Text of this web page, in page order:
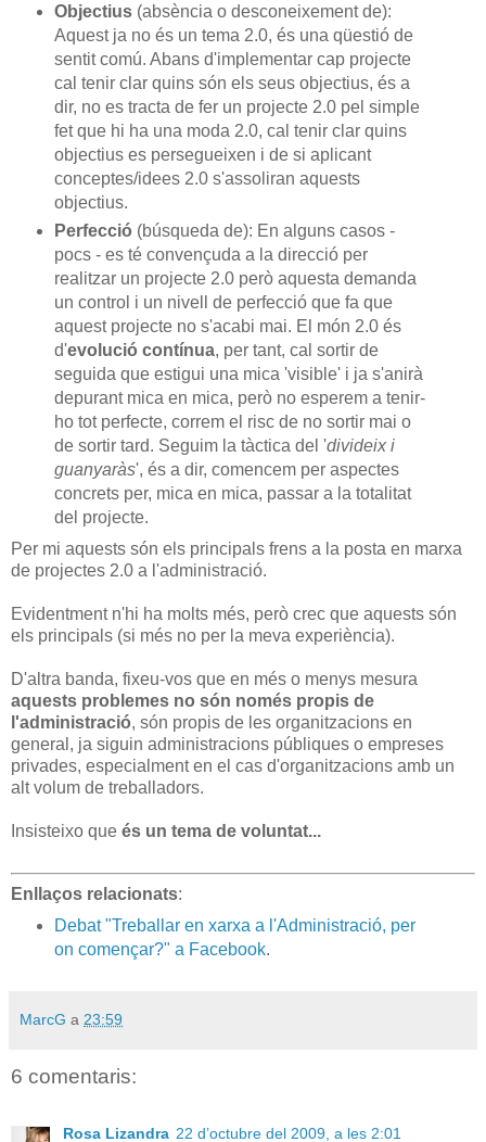
Objectius (absència o desconeixement de):
Aquest ja no és un tema 2.0, és una qüestió de
sentit comú. Abans d'implementar cap projecte
cal tenir clar quins són els seus objectius, és a
dir, no es tracta de fer un projecte 2.0 pel simple
fet que hi ha una moda 2.0, cal tenir clar quins
objectius es persegueixen i de si aplicant
conceptes/idees 2.0 s'assoliran aquests
objectius.
Perfecció (búsqueda de): En alguns casos -
pocs - es té convençuda a la direcció per
realitzar un projecte 2.0 però aquesta demanda
un control i un nivell de perfecció que fa que
aquest projecte no s'acabi mai. El món 2.0 és
d'evolució contínua, per tant, cal sortir de
seguida que estigui una mica 'visible' i ja s'anirà
depurant mica en mica, però no esperem a tenir-
ho tot perfecte, correm el risc de no sortir mai o
de sortir tard. Seguim la tàctica del 'divideix i
guanyaràs', és a dir, comencem per aspectes
concrets per, mica en mica, passar a la totalitat
del projecte.
Per mi aquests són els principals frens a la posta en marxa
de projectes 2.0 a l'administració.
Evidentment n'hi ha molts més, però crec que aquests són
els principals (si més no per la meva experiència).
D'altra banda, fixeu-vos que en més o menys mesura
aquests problemes no són només propis de
l'administració, són propis de les organitzacions en
general, ja siguin administracions públiques o empreses
privades, especialment en el cas d'organitzacions amb un
alt volum de treballadors.
Insisteixo que és un tema de voluntat...
Enllaços relacionats:
Debat "Treballar en xarxa a l'Administració, per
on començar?" a Facebook.
MarcG a 23:59
6 comentaris:
Rosa Lizandra 22 d’octubre del 2009, a les 2:01